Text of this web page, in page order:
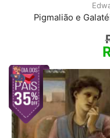
Pigmalião e